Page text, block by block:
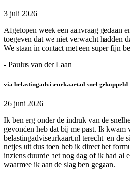
3 juli 2026
Afgelopen week een aanvraag gedaan
toegeven dat we niet verwacht hadden
We staan in contact met een super fijn
- Paulus van der Laan
via belastingadviseurkaart.nl snel gekoppeld
26 juni 2026
Ik ben erg onder de indruk van de
gevonden heb dat bij me past. Ik kwam
belastingadviseurkaart.nl terecht, en de
netjes uit dus toen heb ik direct het
inziens duurde het nog dag of ik had al
waarmee ik aan de slag ben gegaan.